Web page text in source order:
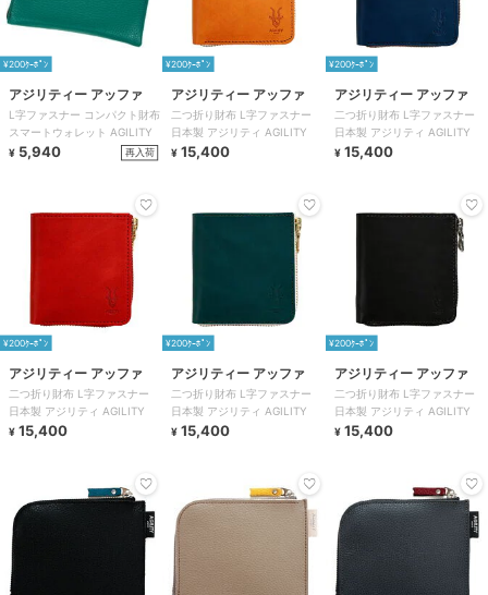
¥200ｸｰﾎﾟﾝ
アジリティー アッファ
L字ファスナー コンパクト財布
スマートウォレット AGILITY
¥ 5,940 再入荷
¥200ｸｰﾎﾟﾝ
アジリティー アッファ
二つ折り財布 L字ファスナー
日本製 アジリティ AGILITY
¥ 15,400
¥200ｸｰﾎﾟﾝ
アジリティー アッファ
二つ折り財布 L字ファスナー
日本製 アジリティ AGILITY
¥ 15,400
¥200ｸｰﾎﾟﾝ
アジリティー アッファ
二つ折り財布 L字ファスナー
日本製 アジリティ AGILITY
¥ 15,400
¥200ｸｰﾎﾟﾝ
アジリティー アッファ
二つ折り財布 L字ファスナー
日本製 アジリティ AGILITY
¥ 15,400
¥200ｸｰﾎﾟﾝ
アジリティー アッファ
二つ折り財布 L字ファスナー
日本製 アジリティ AGILITY
¥ 15,400